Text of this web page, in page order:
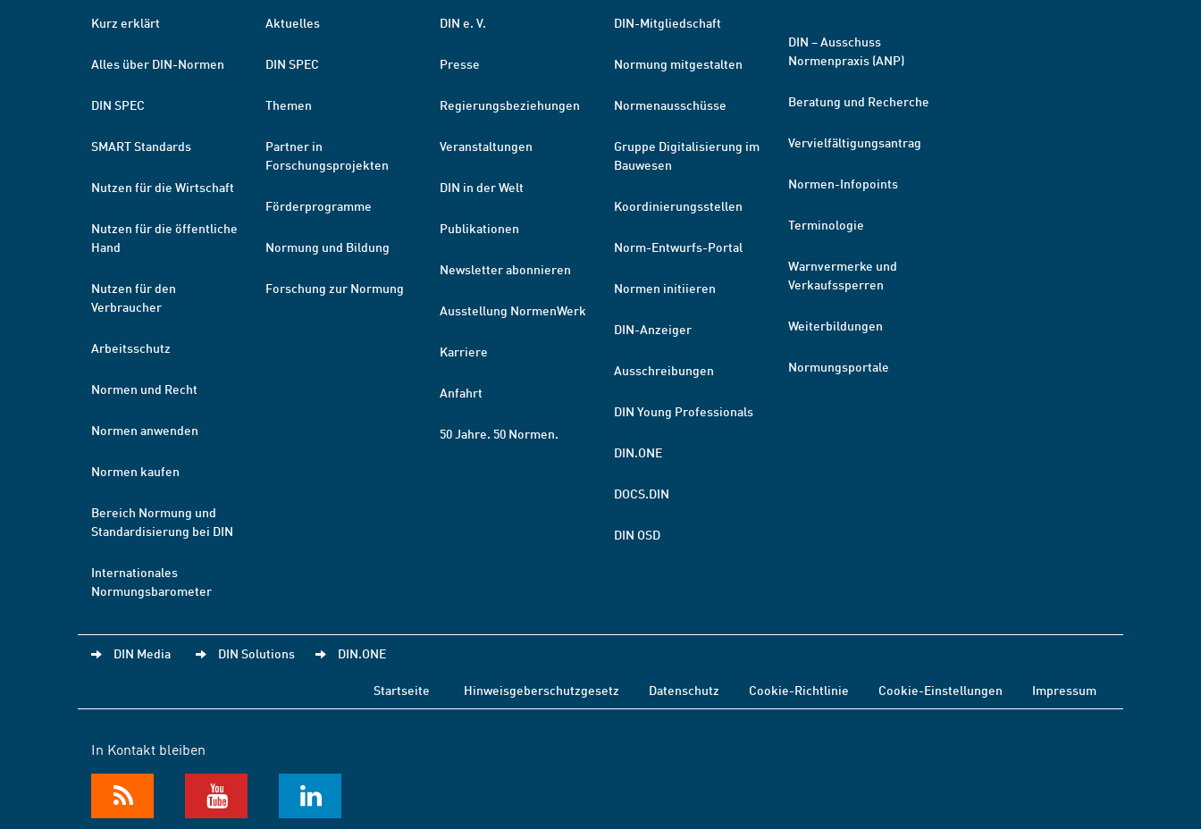
Kurz erklärt
Alles über DIN-Normen
DIN SPEC
SMART Standards
Nutzen für die Wirtschaft
Nutzen für die öffentliche
Hand
Nutzen für den
Verbraucher
Arbeitsschutz
Normen und Recht
Normen anwenden
Normen kaufen
Bereich Normung und
Standardisierung bei DIN
Internationales
Normungsbarometer
Aktuelles
DIN SPEC
Themen
Partner in
Forschungsprojekten
Förderprogramme
Normung und Bildung
Forschung zur Normung
DIN e. V.
Presse
Regierungsbeziehungen
Veranstaltungen
DIN in der Welt
Publikationen
Newsletter abonnieren
Ausstellung NormenWerk
Karriere
Anfahrt
50 Jahre. 50 Normen.
DIN-Mitgliedschaft
Normung mitgestalten
Normenausschüsse
Gruppe Digitalisierung im
Bauwesen
Koordinierungsstellen
Norm-Entwurfs-Portal
Normen initiieren
DIN-Anzeiger
Ausschreibungen
DIN Young Professionals
DIN.ONE
DOCS.DIN
DIN OSD
DIN – Ausschuss
Normenpraxis (ANP)
Beratung und Recherche
Vervielfältigungsantrag
Normen-Infopoints
Terminologie
Warnvermerke und
Verkaufssperren
Weiterbildungen
Normungsportale
DIN Media DIN Solutions DIN.ONE
Startseite Hinweisgeberschutzgesetz Datenschutz Cookie-Richtlinie Cookie-Einstellungen Impressum
In Kontakt bleiben